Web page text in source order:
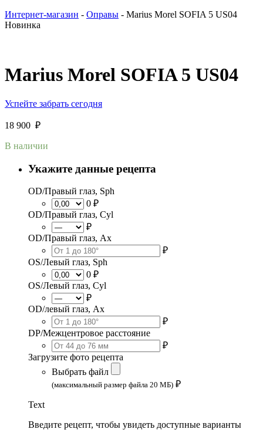
Интернет-магазин - Оправы - Marius Morel SOFIA 5 US04
Новинка
Marius Morel SOFIA 5 US04
Успейте забрать сегодня
18 900 ₽
В наличии
Укажите данные рецепта
OD/Правый глаз, Sph
0 ₽
OD/Правый глаз, Cyl
₽
OD/Правый глаз, Ax
₽
OS/Левый глаз, Sph
0 ₽
OS/Левый глаз, Cyl
₽
OD/левый глаз, Ax
₽
DP/Межцентровое расстояние
₽
Загрузите фото рецепта
Выбрать файл
(максимальный размер файла 20 МБ) ₽
Text
Введите рецепт, чтобы увидеть доступные варианты